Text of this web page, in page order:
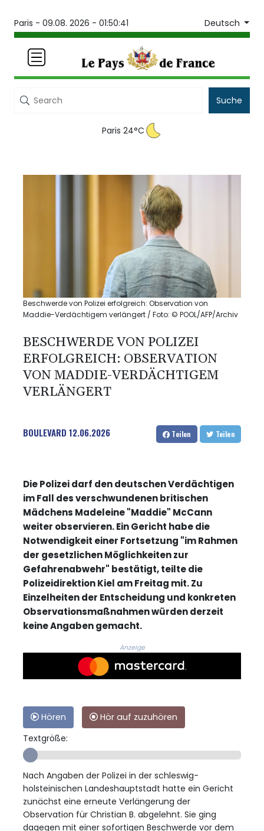
Paris - 09.08. 2026 - 01:50:41 Deutsch
Suche
Paris 24°C
Beschwerde von Polizei erfolgreich: Observation von
Maddie-Verdächtigem verlängert / Foto: © POOL/AFP/Archiv
BESCHWERDE VON POLIZEI
ERFOLGREICH: OBSERVATION
VON MADDIE-VERDÄCHTIGEM
VERLÄNGERT
BOULEVARD 12.06.2026 Teilen Teilen
Die Polizei darf den deutschen Verdächtigen
im Fall des verschwundenen britischen
Mädchens Madeleine "Maddie" McCann
weiter observieren. Ein Gericht habe die
Notwendigkeit einer Fortsetzung "im Rahmen
der gesetzlichen Möglichkeiten zur
Gefahrenabwehr" bestätigt, teilte die
Polizeidirektion Kiel am Freitag mit. Zu
Einzelheiten der Entscheidung und konkreten
Observationsmaßnahmen würden derzeit
keine Angaben gemacht.
Anzeige
Hören
Hör auf zuzuhören
Textgröße:
Nach Angaben der Polizei in der schleswig-
holsteinischen Landeshauptstadt hatte ein Gericht
zunächst eine erneute Verlängerung der
Observation für Christian B. abgelehnt. Sie ging
dagegen mit einer sofortigen Beschwerde vor dem